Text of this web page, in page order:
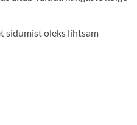
sidumist oleks lihtsam